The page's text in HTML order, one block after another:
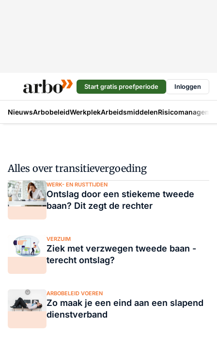
Start gratis proefperiode Inloggen
NieuwsArbobeleidWerkplekArbeidsmiddelen
Alles over transitievergoeding
WERK- EN RUSTTIJDEN
Ontslag door een stiekeme tweede
baan? Dit zegt de rechter
VERZUIM
Ziek met verzwegen tweede baan -
terecht ontslag?
ARBOBELEID VOEREN
Zo maak je een eind aan een slapend
dienstverband